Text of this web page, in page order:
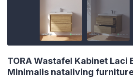
TORA Wastafel Kabinet Laci
Minimalis nataliving